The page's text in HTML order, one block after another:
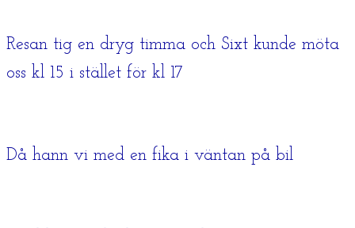
Resan tig en dryg timma och Sixt kunde möta
oss kl 15 i stället för kl 17
Då hann vi med en fika i väntan på bil